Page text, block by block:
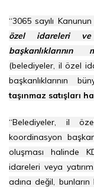
“3065 sayılı
özel idareleri ve
başkanlıklarının
(belediyeler, il özel
başkanlıklarının
taşınmaz satışları
“Belediyeler, il
koordinasyon
oluşması halinde
idareleri veya
adına değil,